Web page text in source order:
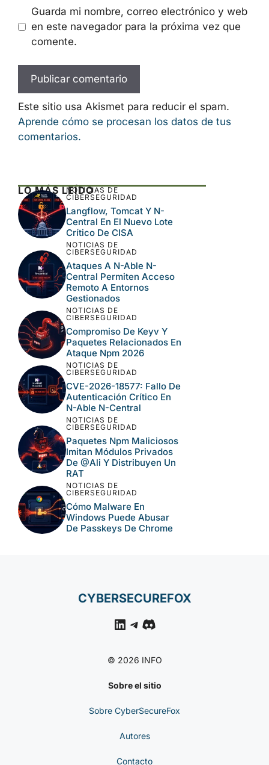
Guarda mi nombre, correo electrónico y web
en este navegador para la próxima vez que
comente.
Este sitio usa Akismet para reducir el spam.
Aprende cómo se procesan los datos de tus
comentarios.
LO MÁS LEÍDO
NOTICIAS DE
CIBERSEGURIDAD
Langflow, Tomcat Y N-
Central En El Nuevo Lote
Crítico De CISA
NOTICIAS DE
CIBERSEGURIDAD
Ataques A N-Able N-
Central Permiten Acceso
Remoto A Entornos
Gestionados
NOTICIAS DE
CIBERSEGURIDAD
Compromiso De Keyv Y
Paquetes Relacionados En
Ataque Npm 2026
NOTICIAS DE
CIBERSEGURIDAD
CVE-2026-18577: Fallo De
Autenticación Crítico En
N-Able N-Central
NOTICIAS DE
CIBERSEGURIDAD
Paquetes Npm Maliciosos
Imitan Módulos Privados
De @ali Y Distribuyen Un
RAT
NOTICIAS DE
CIBERSEGURIDAD
Cómo Malware En
Windows Puede Abusar
De Passkeys De Chrome
CYBERSECUREFOX
LinkedIn
Telegram
Discord
© 2026 INFO
Sobre el sitio
Sobre CyberSecureFox
Autores
Contacto